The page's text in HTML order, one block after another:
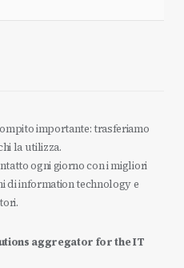
importante: trasferiamo
la utilizza.
ogni giorno con i migliori
di information technology e
aggregator for the IT